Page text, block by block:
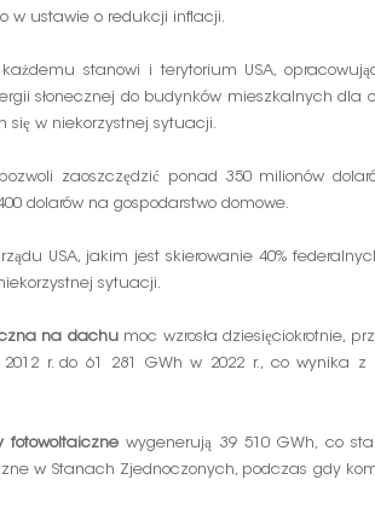
w ustawie o redukcji inflacji.
stanowi i terytorium USA,
słonecznej do budynków mieszkalnych dla
w niekorzystnej sytuacji.
zaoszczędzić ponad 350 milionów
dolarów na gospodarstwo domowe.
USA, jakim jest skierowanie 40%
sytuacji.
na dachumoc wzrosła dziesięciokrotnie,
r. do 61 281 GWh w 2022 r., co wynika
fotowoltaiczne wygenerują 39 510 GWh, co
w Stanach Zjednoczonych, podczas gdy